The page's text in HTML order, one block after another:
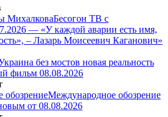
Бесогон ТВ с
— «У каждой аварии есть имя,
– Лазарь Моисеевич Каганович»
без мостов новая реальность
фильм 08.08.2026
Международное обозрение
от 08.08.2026